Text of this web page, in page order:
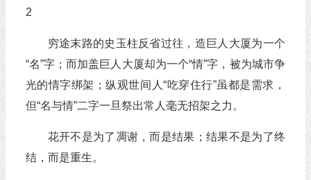
穷途末路的史玉柱反省过往，造巨人大厦为一个
“名”字；而加盖巨人大厦却为一个“情”字，被为城市争
光的情字绑架；纵观世间人“吃穿住行”虽都是需求，
但“名与情”二字一旦祭出常人毫无招架之力。
花开不是为了凋谢，而是结果；结果不是为了终
结，而是重生。